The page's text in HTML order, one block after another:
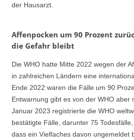
der Hausarzt.
Affenpocken um 90 Prozent
die Gefahr bleibt
Die WHO hatte Mitte 2022 wegen der
in zahlreichen Ländern eine
Ende 2022 waren die Fälle um 90
Entwarnung gibt es von der WHO aber
Januar 2023 registrierte die WHO
bestätigte Fälle, darunter 75
dass ein Vielfaches davon ungemeldet